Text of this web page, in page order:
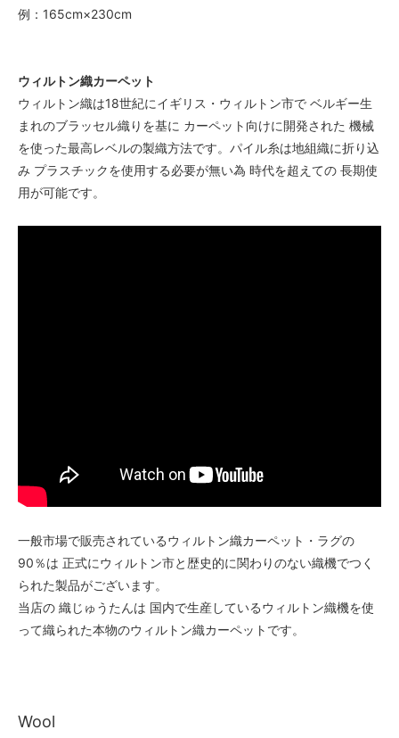
例：165cm×230cm
ウィルトン織カーペット
ウィルトン織は18世紀にイギリス・ウィルトン市で ベルギー生
まれのブラッセル織りを基に カーペット向けに開発された 機械
を使った最高レベルの製織方法です。パイル糸は地組織に折り込
み プラスチックを使用する必要が無い為 時代を超えての 長期使
用が可能です。
一般市場で販売されているウィルトン織カーペット・ラグの
90％は 正式にウィルトン市と歴史的に関わりのない織機でつく
られた製品がございます。
当店の 織じゅうたんは 国内で生産しているウィルトン織機を使
って織られた本物のウィルトン織カーペットです。
Wool